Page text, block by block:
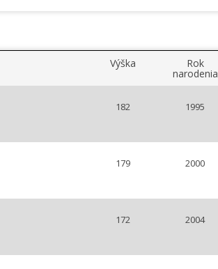
Výška Rok
narodenia
182 1995
179 2000
172 2004